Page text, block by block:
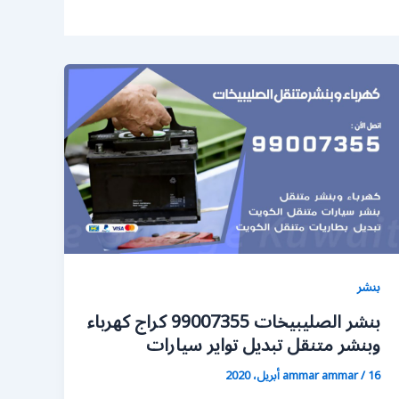
بنشر
بنشر الصليبيخات 99007355 كراج كهرباء
وبنشر متنقل تبديل تواير سيارات
ammar ammar/16 أبريل، 2020